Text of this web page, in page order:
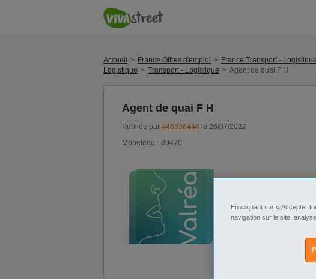
Accueil France Offres d'emploi France Transport - Logistique
Logistique
Transport - Logistique Agent de quai F H
Agent de quai F H
Publiée par #46336444 le 26/07/2022
Moneteau - 89470
En cliquant sur « Accepter
navigation sur le site,